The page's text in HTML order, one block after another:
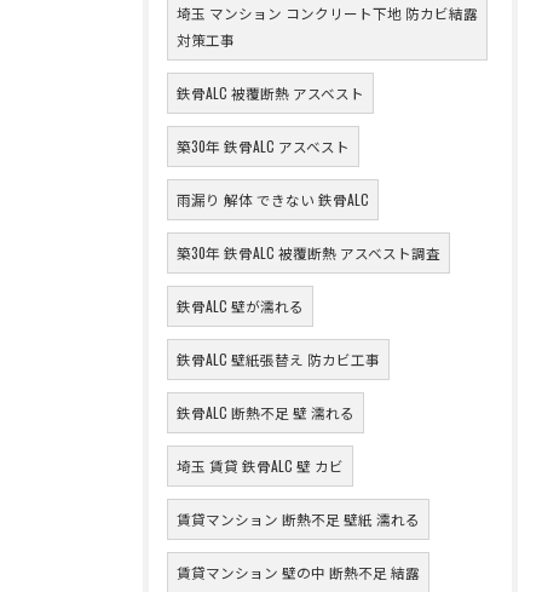
埼玉 マンション コンクリート下地 防カビ結露
対策工事
鉄骨ALC 被覆断熱 アスベスト
築30年 鉄骨ALC アスベスト
雨漏り 解体 できない 鉄骨ALC
築30年 鉄骨ALC 被覆断熱 アスベスト調査
鉄骨ALC 壁が濡れる
鉄骨ALC 壁紙張替え 防カビ工事
鉄骨ALC 断熱不足 壁 濡れる
埼玉 賃貸 鉄骨ALC 壁 カビ
賃貸マンション 断熱不足 壁紙 濡れる
賃貸マンション 壁の中 断熱不足 結露